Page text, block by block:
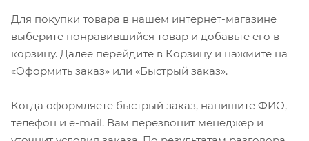
Для покупки товара в нашем интернет-магазине
выберите понравившийся товар и добавьте его в
корзину. Далее перейдите в Корзину и нажмите на
«Оформить заказ» или «Быстрый заказ».
Когда оформляете быстрый заказ, напишите ФИО,
телефон и e-mail. Вам перезвонит менеджер и